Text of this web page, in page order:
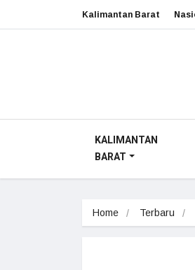
Kalimantan Barat
KALIMANTAN
BARAT
Home Terbaru